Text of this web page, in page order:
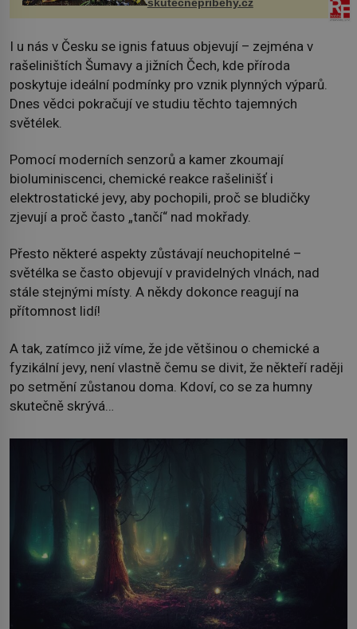
I u nás v Česku se ignis fatuus objevují – zejména v
rašeliništích Šumavy a jižních Čech, kde příroda
poskytuje ideální podmínky pro vznik plynných výparů.
Dnes vědci pokračují ve studiu těchto tajemných
světélek.
Pomocí moderních senzorů a kamer zkoumají
bioluminiscenci, chemické reakce rašelinišť i
elektrostatické jevy, aby pochopili, proč se bludičky
zjevují a proč často „tančí“ nad mokřady.
Přesto některé aspekty zůstávají neuchopitelné –
světélka se často objevují v pravidelných vlnách, nad
stále stejnými místy. A někdy dokonce reagují na
přítomnost lidí!
A tak, zatímco již víme, že jde většinou o chemické a
fyzikální jevy, není vlastně čemu se divit, že někteří raději
po setmění zůstanou doma. Kdoví, co se za humny
skutečně skrývá…